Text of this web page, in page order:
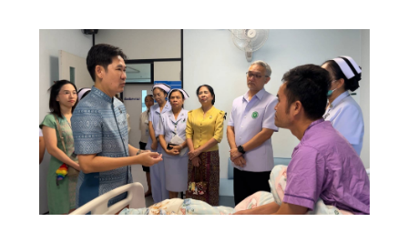
บินล่าช้า รองรับการเติบโตด้านเศรษฐกิจ การลงทุน และการ
ท่องเที่ยวของภาคอีสาน พร้อมเตรียมความ